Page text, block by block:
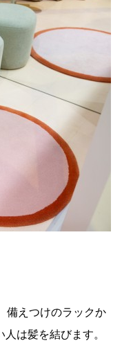
備えつけのラックか
は髪を結びます。